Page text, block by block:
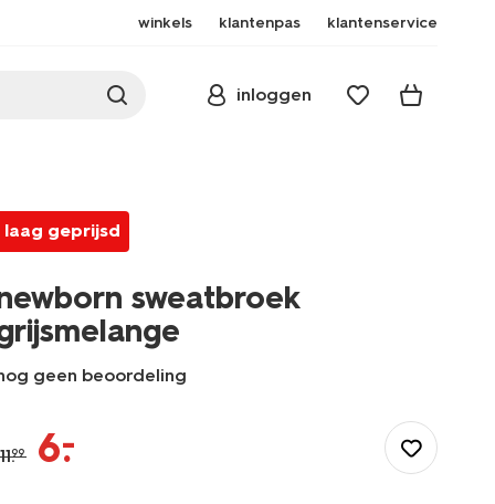
winkels klantenpas klantenservice
inloggen
laag geprijsd
sweatbroek
geen beoordeling
sweatbroek-
11.99 6.
–